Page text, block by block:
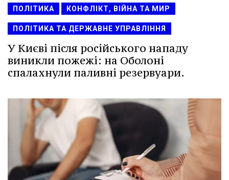
ПОЛІТИКА КОНФЛІКТ, ВІЙНА ТА МИР
ПОЛІТИКА ТА ДЕРЖАВНЕ УПРАВЛІННЯ
У Києві після російського нападу
виникли пожежі: на Оболоні
спалахнули паливні резервуари.